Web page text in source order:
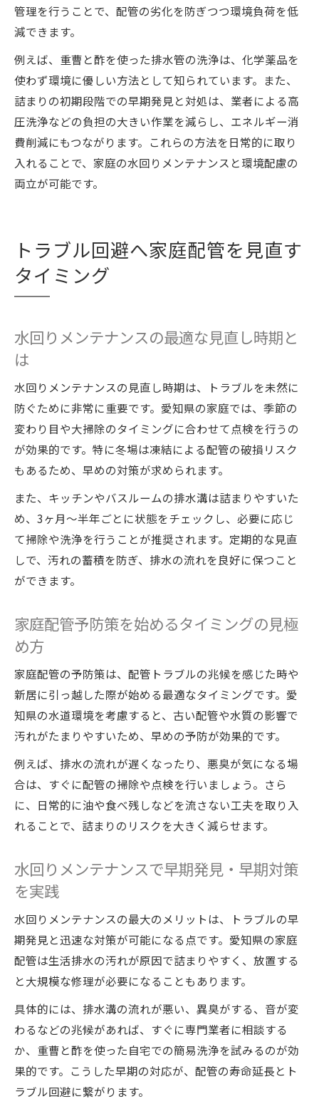
管理を行うことで、配管の劣化を防ぎつつ環境負荷を低
減できます。
例えば、重曹と酢を使った排水管の洗浄は、化学薬品を
使わず環境に優しい方法として知られています。また、
詰まりの初期段階での早期発見と対処は、業者による高
圧洗浄などの負担の大きい作業を減らし、エネルギー消
費削減にもつながります。これらの方法を日常的に取り
入れることで、家庭の水回りメンテナンスと環境配慮の
両立が可能です。
トラブル回避へ家庭配管を見直す
タイミング
水回りメンテナンスの最適な見直し時期と
は
水回りメンテナンスの見直し時期は、トラブルを未然に
防ぐために非常に重要です。愛知県の家庭では、季節の
変わり目や大掃除のタイミングに合わせて点検を行うの
が効果的です。特に冬場は凍結による配管の破損リスク
もあるため、早めの対策が求められます。
また、キッチンやバスルームの排水溝は詰まりやすいた
め、3ヶ月〜半年ごとに状態をチェックし、必要に応じ
て掃除や洗浄を行うことが推奨されます。定期的な見直
しで、汚れの蓄積を防ぎ、排水の流れを良好に保つこと
ができます。
家庭配管予防策を始めるタイミングの見極
め方
家庭配管の予防策は、配管トラブルの兆候を感じた時や
新居に引っ越した際が始める最適なタイミングです。愛
知県の水道環境を考慮すると、古い配管や水質の影響で
汚れがたまりやすいため、早めの予防が効果的です。
例えば、排水の流れが遅くなったり、悪臭が気になる場
合は、すぐに配管の掃除や点検を行いましょう。さら
に、日常的に油や食べ残しなどを流さない工夫を取り入
れることで、詰まりのリスクを大きく減らせます。
水回りメンテナンスで早期発見・早期対策
を実践
水回りメンテナンスの最大のメリットは、トラブルの早
期発見と迅速な対策が可能になる点です。愛知県の家庭
配管は生活排水の汚れが原因で詰まりやすく、放置する
と大規模な修理が必要になることもあります。
具体的には、排水溝の流れが悪い、異臭がする、音が変
わるなどの兆候があれば、すぐに専門業者に相談する
か、重曹と酢を使った自宅での簡易洗浄を試みるのが効
果的です。こうした早期の対応が、配管の寿命延長とト
ラブル回避に繋がります。